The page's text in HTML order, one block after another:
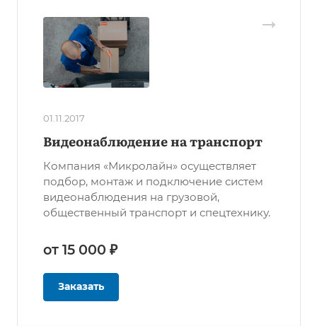
01.11.2017
Видеонаблюдение на транспорт
Компания «Микролайн» осуществляет
подбор, монтаж и подключение систем
видеонаблюдения на грузовой,
общественный транспорт и спецтехнику.
от 15 000 ₽
Заказать